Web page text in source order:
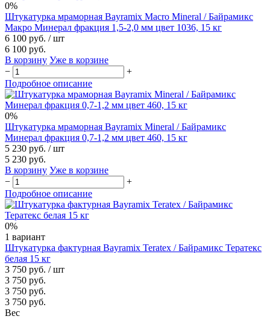
0%
Штукатурка мраморная Bayramix Macro Mineral / Байрамикс
Макро Минерал фракция 1,5-2,0 мм цвет 1036, 15 кг
6 100 руб. / шт
6 100 руб.
В корзину Уже в корзине
−
+
Подробное описание
0%
Штукатурка мраморная Bayramix Mineral / Байрамикс
Минерал фракция 0,7-1,2 мм цвет 460, 15 кг
5 230 руб. / шт
5 230 руб.
В корзину Уже в корзине
−
+
Подробное описание
0%
1 вариант
Штукатурка фактурная Bayramix Teratex / Байрамикс Тератекс
белая 15 кг
3 750 руб. / шт
3 750 руб.
3 750 руб.
3 750 руб.
Вес